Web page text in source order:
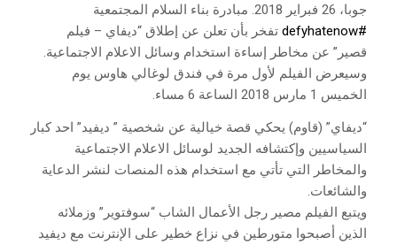
جوبا، 26 فبراير 2018. مبادرة بناء السلام المجتمعية
#
defyhatenowتفخر بأن تعلن عن إطلاق “ديفاي – فيلم
قصير” عن مخاطر إساءة استخدام وسائل الاعلام الاجتماعية.
وسيعرض الفيلم لأول مرة في فندق لوغالي هاوس يوم
الخميس 1 مارس 2018 الساعة 6 مساء.
“ديفاي” (قاوم) يحكي قصة خيالية عن شخصية ” ديفيد” احد كبار
السياسيين وإكتشافه الجديد لوسائل الاعلام الاجتماعية
والمخاطر التي تأتي مع استخدام هذه المنصات لنشر الدعاية
والشائعات.
ويتبع الفيلم مصير رجل الأعمال الشاب “سوفتوير” وزملائه
الذين أصبحوا متورطين في نزاع خطير على الإنترنت مع ديفيد